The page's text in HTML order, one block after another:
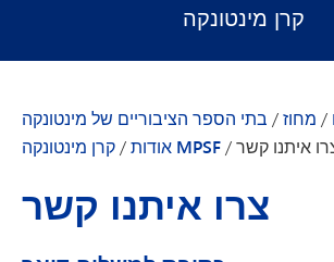
קרן מינטונקה
בתי הספר הציבוריים של מינטונקה /מחוז /
קרן מינטונקה/ אודות MPSF/איתנו קשר
צרו איתנו קשר